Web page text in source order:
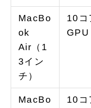
MacBo
ok
Air（1
3イン
チ）
10コ
GPU
MacBo
10コ